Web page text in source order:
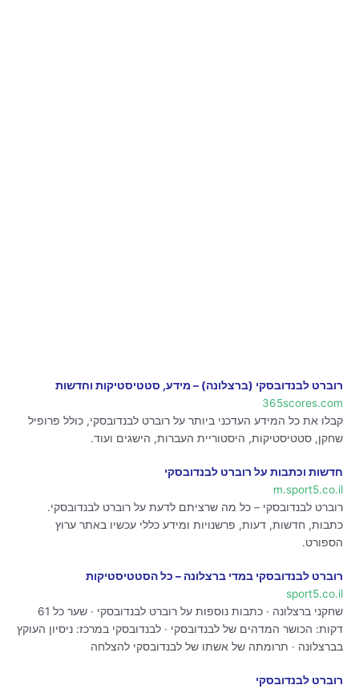
רוברט לבנדובסקי (ברצלונה) – מידע, סטטיסטיקות וחדשות
365scores.com
קבלו את כל המידע העדכני ביותר על רוברט לבנדובסקי, כולל פרופיל
שחקן, סטטיסטיקות, היסטוריית העברות, הישגים ועוד.
חדשות וכתבות על רוברט לבנדובסקי
m.sport5.co.il
רוברט לבנדובסקי – כל מה שרציתם לדעת על רוברט לבנדובסקי.
כתבות, חדשות, דעות, פרשנויות ומידע כללי עכשיו באתר ערוץ
הספורט.
רוברט לבנדובסקי במדי ברצלונה – כל הסטטיסטיקות
sport5.co.il
שחקני ברצלונה · כתבות נוספות על רוברט לבנדובסקי · שער כל 61
דקות: הכושר המדהים של לבנדובסקי · לבנדובסקי במרכז: ניסיון העוקץ
בברצלונה · תרומתה של אשתו של לבנדובסקי להצלחה
רוברט לבנדובסקי